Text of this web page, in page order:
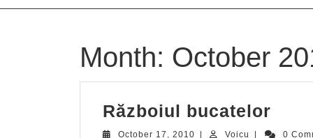
Month: October
Războiul bucatelor
October 17, 2010 OctoberVoicu Voicu 0